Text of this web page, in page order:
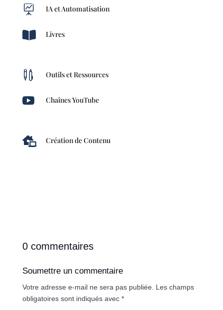
 IA et Automatisation
 Livres
 Outils et Ressources
 Chaînes YouTube
 Création de Contenu
0 commentaires
Soumettre un commentaire
Votre adresse e-mail ne sera pas publiée. Les champs
obligatoires sont indiqués avec *